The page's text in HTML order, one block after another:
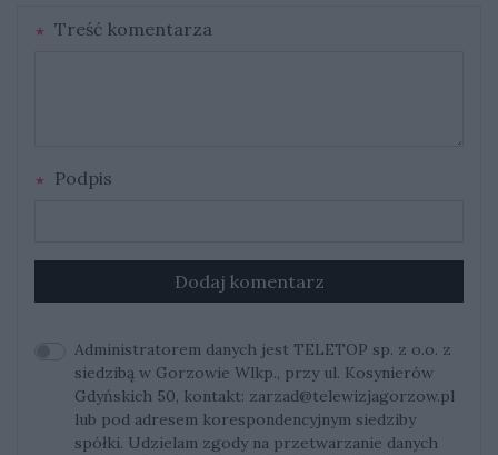
Treść komentarza
Podpis
Dodaj komentarz
Administratorem danych jest TELETOP sp. z o.o. z
siedzibą w Gorzowie Wlkp., przy ul. Kosynierów
Gdyńskich 50, kontakt: zarzad@telewizjagorzow.pl
lub pod adresem korespondencyjnym siedziby
spółki. Udzielam zgody na przetwarzanie danych